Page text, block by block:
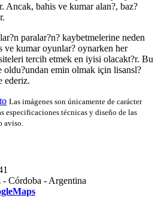
Ancak, bahis ve kumar alan?, baz?
paralar?n? kaybetmelerine neden
ve kumar oyunlar? oynarken her
tercih etmek en iyisi olacakt?r. Bu
oldu?undan emin olmak için lisansl?
ederiz.
Las imágenes son únicamente de carácter
especificaciones técnicas y diseño de las
aviso.
- Córdoba - Argentina